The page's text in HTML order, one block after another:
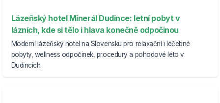
Lázeňský hotel Minerál Dudince: letní pobyt v
lázních, kde si tělo i hlava konečně odpočinou
Moderní lázeňský hotel na Slovensku pro relaxační i léčebné
pobyty, wellness odpočinek, procedury a pohodové léto v
Dudincích